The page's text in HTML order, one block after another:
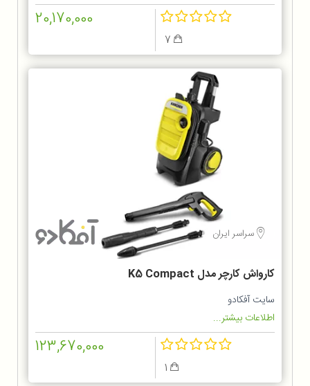
20,170,000
سراسر ایران
کارواش کارچر مدل K5 Compact
سایت آفکادو
اطلاعات بیشتر...
123,670,000